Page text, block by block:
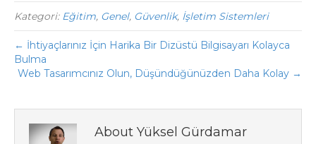
Kategori: Eğitim, Genel, Güvenlik, İşletim Sistemleri
← İhtiyaçlarınız İçin Harika Bir Dizüstü Bilgisayarı Kolayca
Bulma
Web Tasarımcınız Olun, Düşündüğünüzden Daha Kolay →
About Yüksel Gürdamar